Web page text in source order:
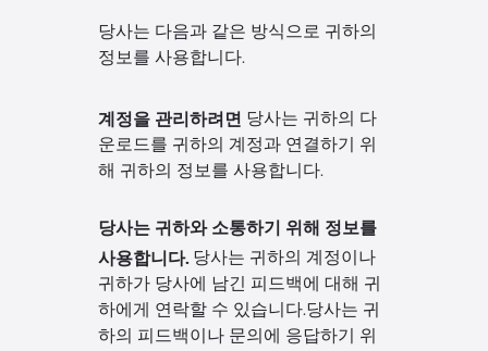
당사는 다음과 같은 방식으로 귀하의
정보를 사용합니다.
계정을 관리하려면 당사는 귀하의 다
운로드를 귀하의 계정과 연결하기 위
해 귀하의 정보를 사용합니다.
당사는 귀하와 소통하기 위해 정보를
사용합니다. 당사는 귀하의 계정이나
귀하가 당사에 남긴 피드백에 대해 귀
하에게 연락할 수 있습니다.당사는 귀
하의 피드백이나 문의에 응답하기 위